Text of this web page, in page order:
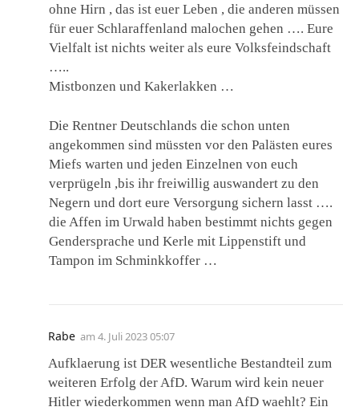
ohne Hirn , das ist euer Leben , die anderen müssen
für euer Schlaraffenland malochen gehen …. Eure
Vielfalt ist nichts weiter als eure Volksfeindschaft
…..
Mistbonzen und Kakerlakken …
Die Rentner Deutschlands die schon unten
angekommen sind müssten vor den Palästen eures
Miefs warten und jeden Einzelnen von euch
verprügeln ,bis ihr freiwillig auswandert zu den
Negern und dort eure Versorgung sichern lasst ….
die Affen im Urwald haben bestimmt nichts gegen
Gendersprache und Kerle mit Lippenstift und
Tampon im Schminkkoffer …
Rabe am 4. Juli 2023 05:07
Aufklaerung ist DER wesentliche Bestandteil zum
weiteren Erfolg der AfD. Warum wird kein neuer
Hitler wiederkommen wenn man AfD waehlt? Ein